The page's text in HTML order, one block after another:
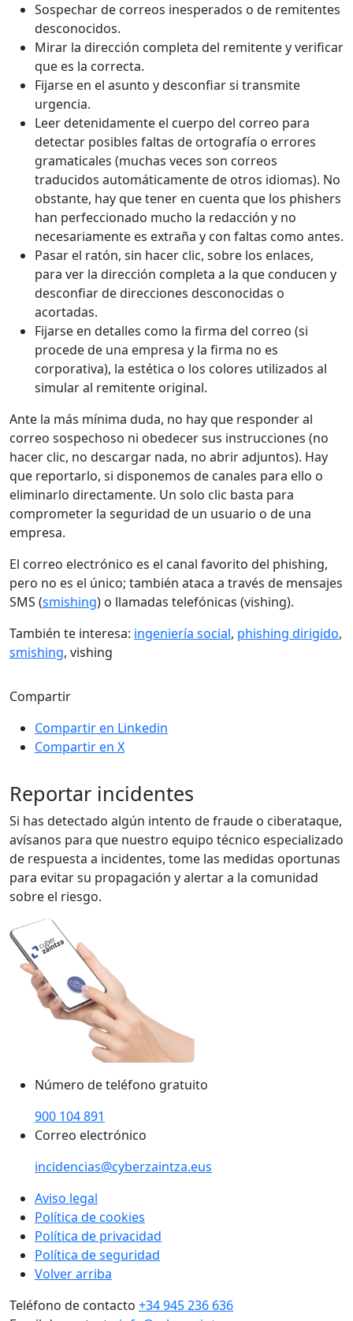
Sospechar de correos inesperados o de remitentes
desconocidos.
Mirar la dirección completa del remitente y verificar
que es la correcta.
Fijarse en el asunto y desconfiar si transmite
urgencia.
Leer detenidamente el cuerpo del correo para
detectar posibles faltas de ortografía o errores
gramaticales (muchas veces son correos
traducidos automáticamente de otros idiomas). No
obstante, hay que tener en cuenta que los phishers
han perfeccionado mucho la redacción y no
necesariamente es extraña y con faltas como antes.
Pasar el ratón, sin hacer clic, sobre los enlaces,
para ver la dirección completa a la que conducen y
desconfiar de direcciones desconocidas o
acortadas.
Fijarse en detalles como la firma del correo (si
procede de una empresa y la firma no es
corporativa), la estética o los colores utilizados al
simular al remitente original.
Ante la más mínima duda, no hay que responder al
correo sospechoso ni obedecer sus instrucciones (no
hacer clic, no descargar nada, no abrir adjuntos). Hay
que reportarlo, si disponemos de canales para ello o
eliminarlo directamente. Un solo clic basta para
comprometer la seguridad de un usuario o de una
empresa.
El correo electrónico es el canal favorito del phishing,
pero no es el único; también ataca a través de mensajes
SMS (smishing) o llamadas telefónicas (vishing).
También te interesa: ingeniería social, phishing dirigido,
smishing, vishing
Compartir
Compartir en Linkedin
Compartir en X
Reportar incidentes
Si has detectado algún intento de fraude o ciberataque,
avísanos para que nuestro equipo técnico especializado
de respuesta a incidentes, tome las medidas oportunas
para evitar su propagación y alertar a la comunidad
sobre el riesgo.
Número de teléfono gratuito
900 104 891
Correo electrónico
incidencias@cyberzaintza.eus
Aviso legal
Política de cookies
Política de privacidad
Política de seguridad
Volver arriba
Teléfono de contacto +34 945 236 636